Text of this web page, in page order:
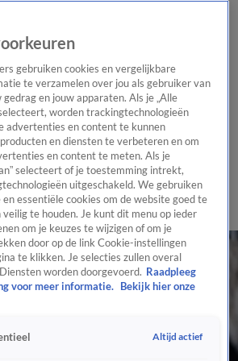
Regionieuws Het beste van Hart
Tip de
WeerTip de redactiePanelVideo's
gebruiken cookies en vergelijkbare
te verzamelen over jou als gebruiker van
en jouw apparaten. Als je „Alle
worden trackingtechnologieën
advertenties en content te kunnen
en diensten te verbeteren en om
en content te meten. Als je
selecteert of je toestemming intrekt,
uitgeschakeld. We gebruiken
essentiële cookies om de website goed te
veilig te houden. Je kunt dit menu op ieder
om je keuzes te wijzigen of om je
door op de link Cookie-instellingen
te klikken. Je selecties zullen overal
worden doorgevoerd. Raadpleeg
voor meer informatie.
Bekijk hier onze
Altijd actief